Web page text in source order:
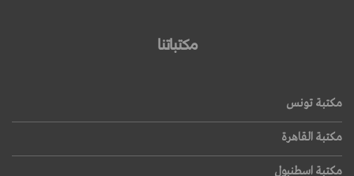
مكتباتنا
مكتبة تونس
مكتبة القاهرة
مكتبة اسطنبول